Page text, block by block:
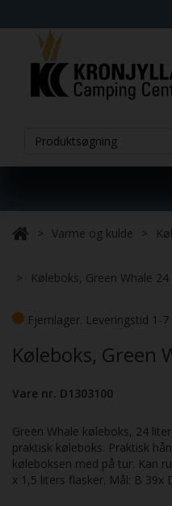
Varme og kulde
Køleboks, Green Whale 24
Fjernlager. Leveringstid 1-7
Køleboks, Green
Vare nr. D1303100
Green Whale køleboks, 24
praktisk køleboks. Praktisk
køleboksen med på tur. Kan
x 1,5 liters flasker. Mål: B 39x